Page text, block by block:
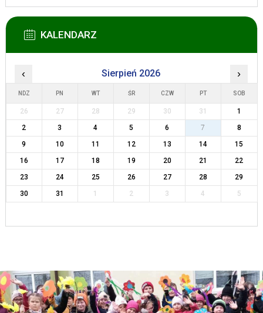
KALENDARZ
‹ Sierpień 2026 ›
NDZ PN WT ŚR CZW PT SOB
26 27 28 29 30 31
1
2
3 4 5 6 7
8
9
10 11 12 13 14
15
16
17 18 19 20 21
22
23
24 25 26 27 28
29
30
31 1 2 3 4 5